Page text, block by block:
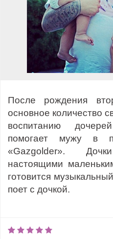
После рождения
основное количество
воспитанию
помогает мужу в
«Gazgolder».
настоящими
готовится
поет с дочкой.